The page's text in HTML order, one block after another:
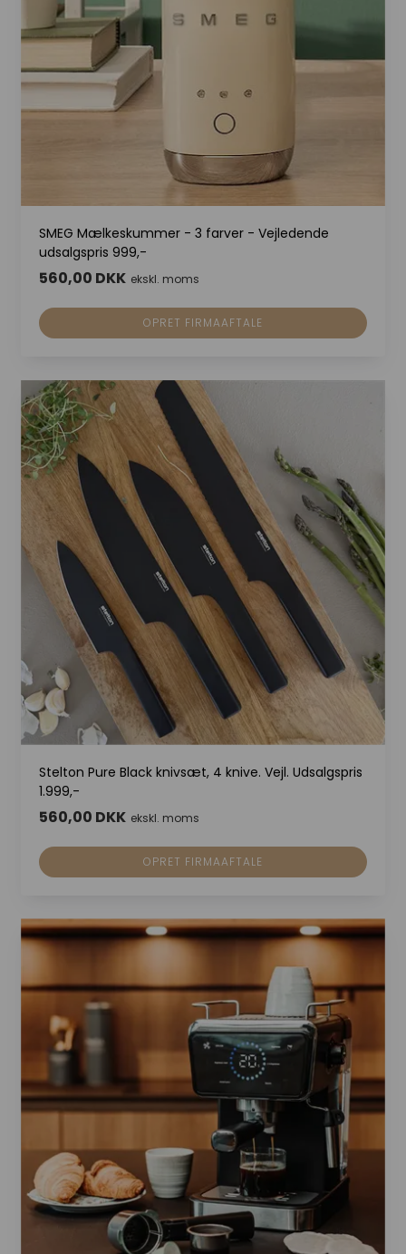
SMEG Mælkeskummer - 3 farver - Vejledende
udsalgspris 999,-
560,00 DKK ekskl. moms
OPRET FIRMAAFTALE
Stelton Pure Black knivsæt, 4 knive. Vejl. Udsalgspris
1.999,-
560,00 DKK ekskl. moms
OPRET FIRMAAFTALE